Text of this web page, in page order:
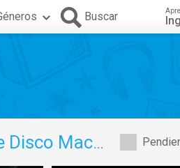
Buscar
Machine